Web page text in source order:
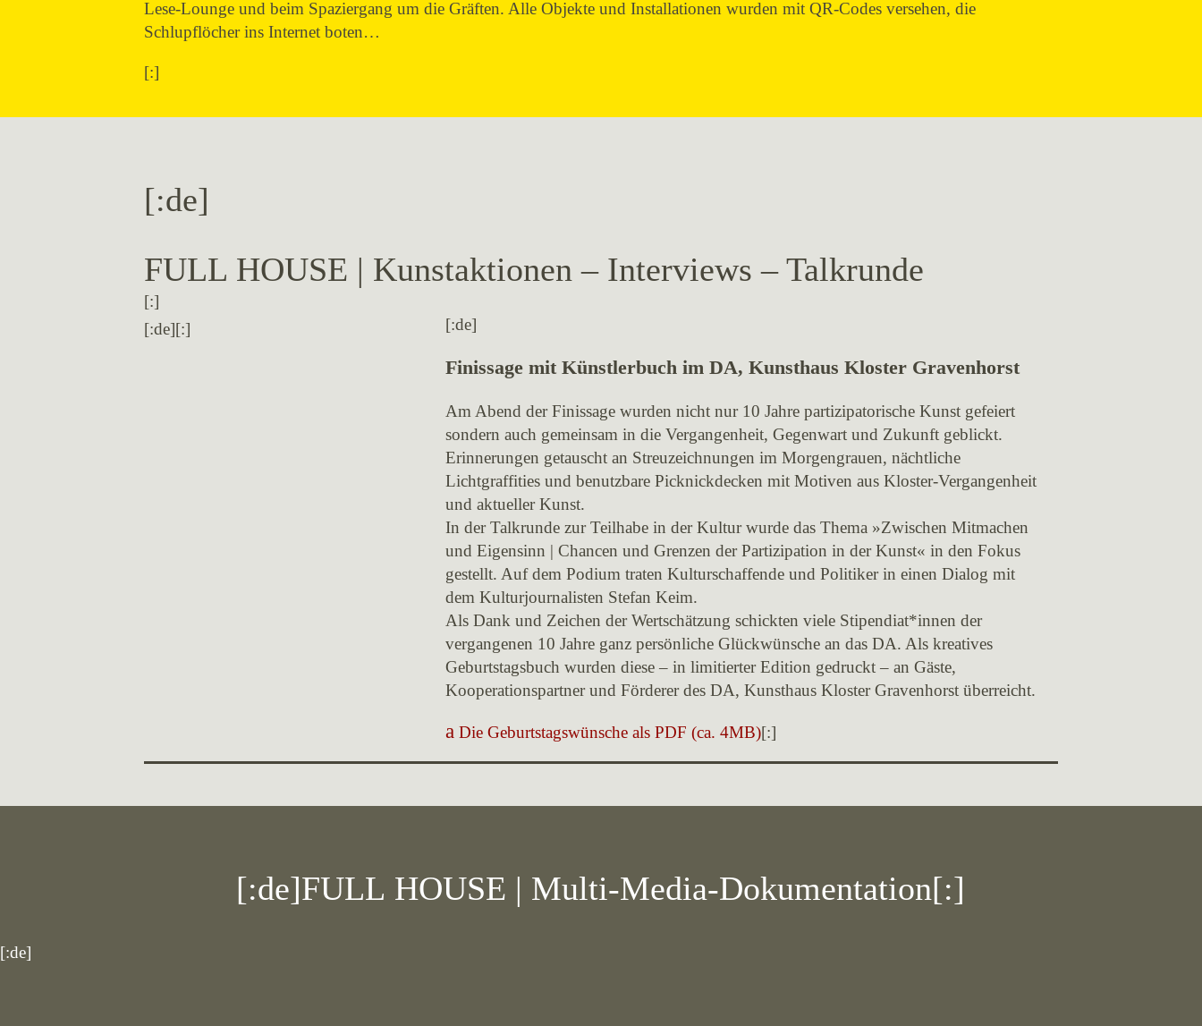
Lese-Lounge und beim Spaziergang um die Gräften. Alle Objekte und Installationen wurden mit QR-Codes versehen, die
Schlupflöcher ins Internet boten…
[:]
[:de]
FULL HOUSE | Kunstaktionen – Interviews – Talkrunde
[:]
[:de][:] [:de]
Finissage mit Künstlerbuch im DA, Kunsthaus Kloster Gravenhorst
Am Abend der Finissage wurden nicht nur 10 Jahre partizipatorische Kunst gefeiert
sondern auch gemeinsam in die Vergangenheit, Gegenwart und Zukunft geblickt.
Erinnerungen getauscht an Streuzeichnungen im Morgengrauen, nächtliche
Lichtgraffities und benutzbare Picknickdecken mit Motiven aus Kloster-Vergangenheit
und aktueller Kunst.
In der Talkrunde zur Teilhabe in der Kultur wurde das Thema »Zwischen Mitmachen
und Eigensinn | Chancen und Grenzen der Partizipation in der Kunst« in den Fokus
gestellt. Auf dem Podium traten Kulturschaffende und Politiker in einen Dialog mit
dem Kulturjournalisten Stefan Keim.
Als Dank und Zeichen der Wertschätzung schickten viele Stipendiat*innen der
vergangenen 10 Jahre ganz persönliche Glückwünsche an das DA. Als kreatives
Geburtstagsbuch wurden diese – in limitierter Edition gedruckt – an Gäste,
Kooperationspartner und Förderer des DA, Kunsthaus Kloster Gravenhorst überreicht.
Die Geburtstagswünsche als PDF (ca. 4MB)[:]
[:de]FULL HOUSE | Multi-Media-Dokumentation[:]
[:de]